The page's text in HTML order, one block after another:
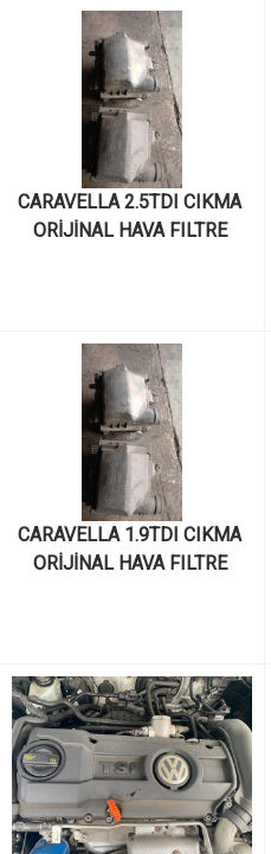
CARAVELLA 2.5TDI CIKMA
ORİJİNAL HAVA FILTRE
CARAVELLA 1.9TDI CIKMA
ORİJİNAL HAVA FILTRE